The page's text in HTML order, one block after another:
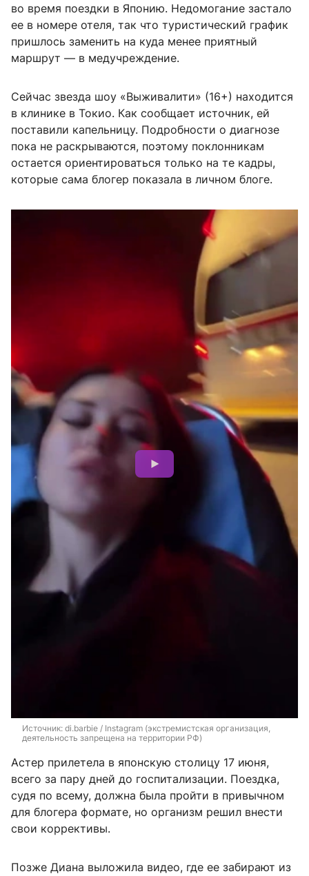
во время поездки в Японию. Недомогание застало
ее в номере отеля, так что туристический график
пришлось заменить на куда менее приятный
маршрут — в медучреждение.
Сейчас звезда шоу «Выживалити» (16+) находится
в клинике в Токио. Как сообщает источник, ей
поставили капельницу. Подробности о диагнозе
пока не раскрываются, поэтому поклонникам
остается ориентироваться только на те кадры,
которые сама блогер показала в личном блоге.
Источник: di.barbie / Instagram (экстремистская организация,
деятельность запрещена на территории РФ)
Астер прилетела в японскую столицу 17 июня,
всего за пару дней до госпитализации. Поездка,
судя по всему, должна была пройти в привычном
для блогера формате, но организм решил внести
свои коррективы.
Позже Диана выложила видео, где ее забирают из